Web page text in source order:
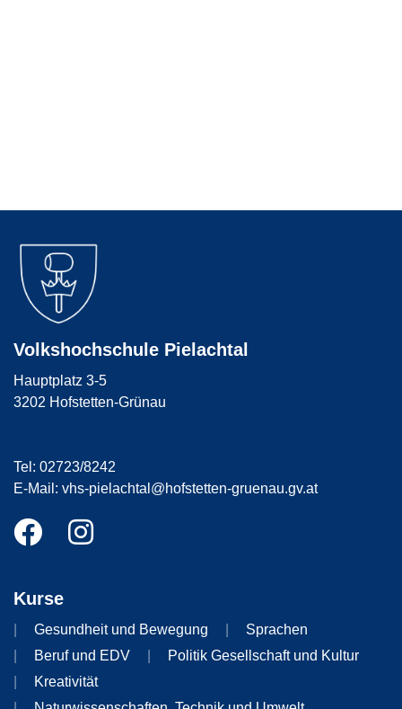
Volkshochschule Pielachtal
Hauptplatz 3-5
3202 Hofstetten-Grünau
Tel: 02723/8242
E-Mail: vhs-pielachtal@hofstetten-gruenau.gv.at
Kurse
Gesundheit und Bewegung
Sprachen
Beruf und EDV
Politik Gesellschaft und Kultur
Kreativität